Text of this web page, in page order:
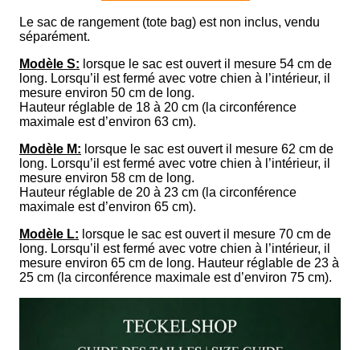
Le sac de rangement (tote bag) est non inclus, vendu
séparément.
Modèle S: lorsque le sac est ouvert il mesure 54 cm de
long. Lorsqu’il est fermé avec votre chien à l’intérieur, il
mesure environ 50 cm de long.
Hauteur réglable de 18 à 20 cm (la circonférence
maximale est d’environ 63 cm).
Modèle M: lorsque le sac est ouvert il mesure 62 cm de
long. Lorsqu’il est fermé avec votre chien à l’intérieur, il
mesure environ 58 cm de long.
Hauteur réglable de 20 à 23 cm (la circonférence
maximale est d’environ 65 cm).
Modèle L: lorsque le sac est ouvert il mesure 70 cm de
long. Lorsqu’il est fermé avec votre chien à l’intérieur, il
mesure environ 65 cm de long. Hauteur réglable de 23 à
25 cm (la circonférence maximale est d’environ 75 cm).